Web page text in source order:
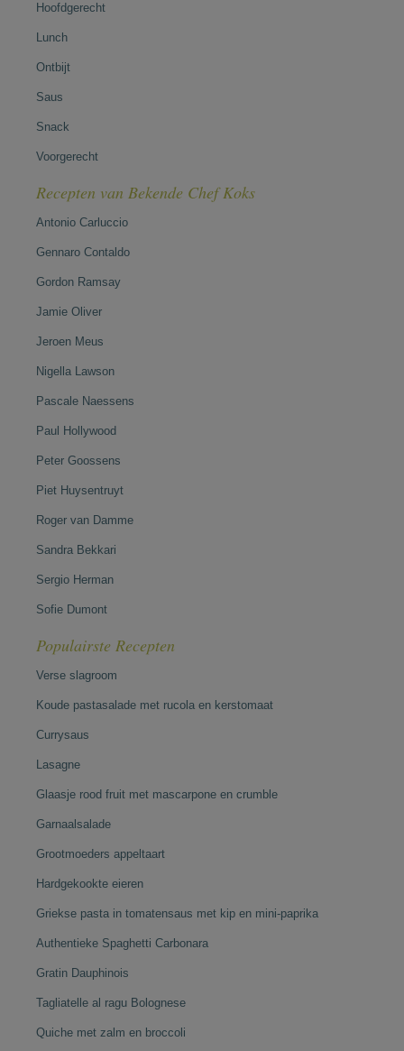
Hoofdgerecht
Lunch
Ontbijt
Saus
Snack
Voorgerecht
Recepten van Bekende Chef Koks
Antonio Carluccio
Gennaro Contaldo
Gordon Ramsay
Jamie Oliver
Jeroen Meus
Nigella Lawson
Pascale Naessens
Paul Hollywood
Peter Goossens
Piet Huysentruyt
Roger van Damme
Sandra Bekkari
Sergio Herman
Sofie Dumont
Populairste Recepten
Verse slagroom
Koude pastasalade met rucola en kerstomaat
Currysaus
Lasagne
Glaasje rood fruit met mascarpone en crumble
Garnaalsalade
Grootmoeders appeltaart
Hardgekookte eieren
Griekse pasta in tomatensaus met kip en mini-paprika
Authentieke Spaghetti Carbonara
Gratin Dauphinois
Tagliatelle al ragu Bolognese
Quiche met zalm en broccoli